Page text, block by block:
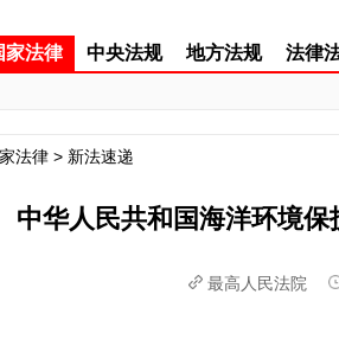
家法律 中央法规 地方法规 法律
法律 > 新法速递
中华人民共和国海洋环境保
最高人民法院